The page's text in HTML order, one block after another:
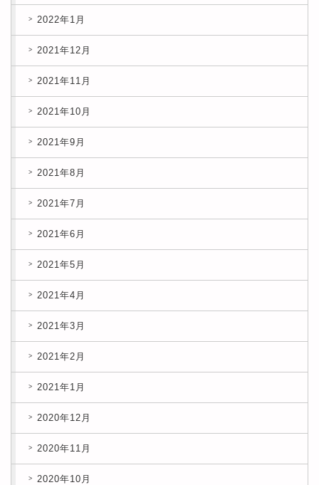
2022年1月
2021年12月
2021年11月
2021年10月
2021年9月
2021年8月
2021年7月
2021年6月
2021年5月
2021年4月
2021年3月
2021年2月
2021年1月
2020年12月
2020年11月
2020年10月